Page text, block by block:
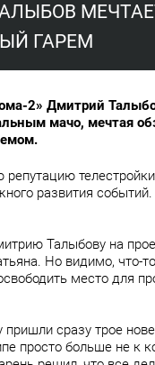
ГАРЕМ
2» Дмитрий
мачо, мечтая
развития событий.
Талыбову на
Но видимо, что-
место для
сразу трое
просто больше не к